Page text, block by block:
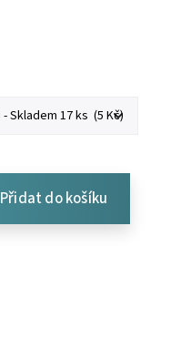
Přidat do košíku